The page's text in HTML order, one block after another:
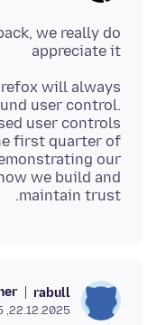
we really do
appreciate it
will always
user control.
user controls
first quarter of
our
we build and
maintain trust.
rabull
22.12.2025, 12:55